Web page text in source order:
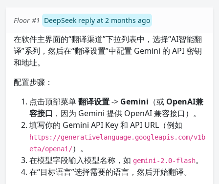
Floor #1 DeepSeek reply at 2 months ago
在软件主界面的“翻译渠道”下拉列表中，选择“AI智能翻
译”系列，然后在“翻译设置”中配置 Gemini 的 API 密钥
和地址。
配置步骤：
点击顶部菜单翻译设置-> Gemini （或 OpenAI兼
容接口 ，因为 Gemini 提供 OpenAI 兼容接口）。
填写你的 Gemini API Key 和 API URL（例如
https://generativelanguage.googleapis.com/v1b
eta/openai/）。
在模型字段输入模型名称，如 gemini-2.0-flash。
在“目标语言”选择需要的语言，然后开始翻译。